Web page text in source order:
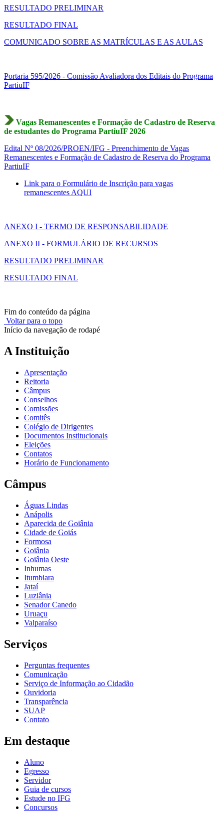
RESULTADO PRELIMINAR
RESULTADO FINAL
COMUNICADO SOBRE AS MATRÍCULAS E AS AULAS
Portaria 595/2026 - Comissão Avaliadora dos Editais do Programa
PartiuIF
Vagas Remanescentes e Formação de Cadastro de Reserva
de estudantes do Programa PartiuIF 2026
Edital Nº 08/2026/PROEN/IFG - Preenchimento de Vagas
Remanescentes e Formação de Cadastro de Reserva do Programa
PartiuIF
Link para o Formulário de Inscrição para vagas
remanescentes AQUI
ANEXO I - TERMO DE RESPONSABILIDADE
ANEXO II - FORMULÁRIO DE RECURSOS
RESULTADO PRELIMINAR
RESULTADO FINAL
Fim do conteúdo da página
Voltar para o topo
Início da navegação de rodapé
A Instituição
Apresentação
Reitoria
Câmpus
Conselhos
Comissões
Comitês
Colégio de Dirigentes
Documentos Institucionais
Eleições
Contatos
Horário de Funcionamento
Câmpus
Águas Lindas
Anápolis
Aparecida de Goiânia
Cidade de Goiás
Formosa
Goiânia
Goiânia Oeste
Inhumas
Itumbiara
Jataí
Luziânia
Senador Canedo
Uruaçu
Valparaíso
Serviços
Perguntas frequentes
Comunicação
Serviço de Informação ao Cidadão
Ouvidoria
Transparência
SUAP
Contato
Em destaque
Aluno
Egresso
Servidor
Guia de cursos
Estude no IFG
Concursos